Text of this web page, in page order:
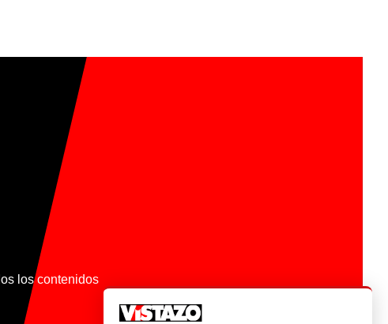
los contenidos